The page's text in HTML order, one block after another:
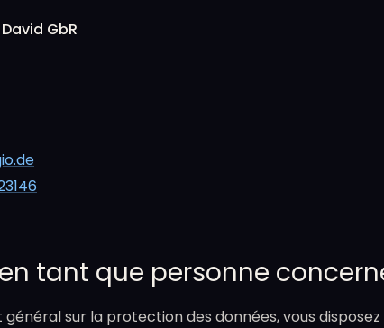
GbR
tant que personne
général sur la protection des données, vous